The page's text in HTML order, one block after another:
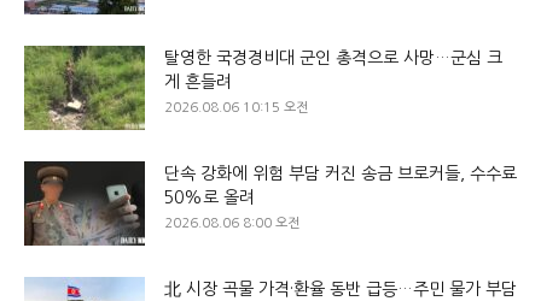
탈영한 국경경비대 군인 총격으로 사망…군심 크
게 흔들려
2026.08.06 10:15 오전
단속 강화에 위험 부담 커진 송금 브로커들, 수수료
50%로 올려
2026.08.06 8:00 오전
北 시장 곡물 가격·환율 동반 급등…주민 물가 부담